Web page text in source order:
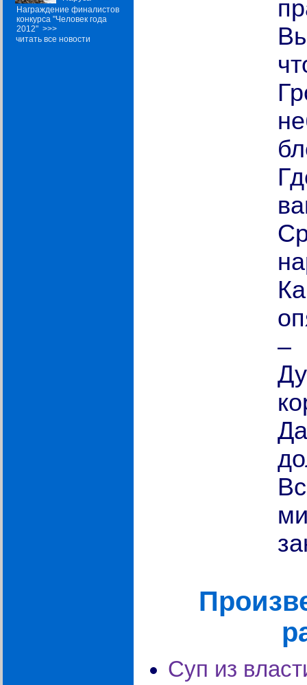
Награждение финалистов
конкурса "Человек года
2012" >>>
читать все новости
–
Суп из